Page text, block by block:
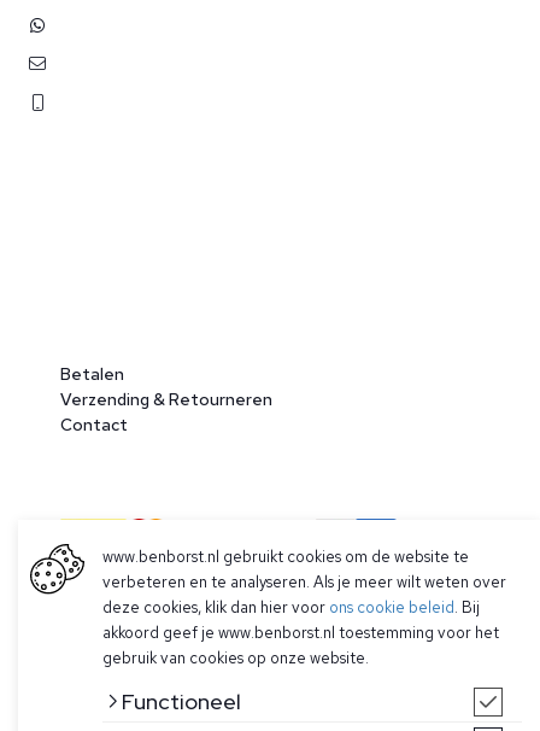
Betalen
Verzending & Retourneren
Contact
© 2026 Ben Borst
|Algemene voorwaarden |Privacy Policy
www.benborst.nl gebruikt cookies om de website te
verbeteren en te analyseren. Als je meer wilt weten over
deze cookies, klik dan hier voor ons cookie beleid. Bij
akkoord geef je www.benborst.nl toestemming voor het
gebruik van cookies op onze website.
Functioneel